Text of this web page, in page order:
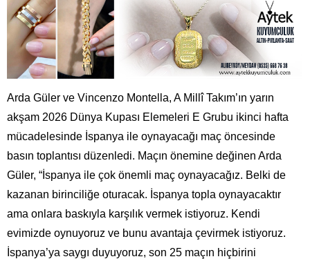
Arda Güler ve Vincenzo Montella, A Millî Takım’ın yarın
akşam 2026 Dünya Kupası Elemeleri E Grubu ikinci hafta
mücadelesinde İspanya ile oynayacağı maç öncesinde
basın toplantısı düzenledi. Maçın önemine değinen Arda
Güler, “İspanya ile çok önemli maç oynayacağız. Belki de
kazanan birinciliğe oturacak. İspanya topla oynayacaktır
ama onlara baskıyla karşılık vermek istiyoruz. Kendi
evimizde oynuyoruz ve bunu avantaja çevirmek istiyoruz.
İspanya’ya saygı duyuyoruz, son 25 maçın hiçbirini